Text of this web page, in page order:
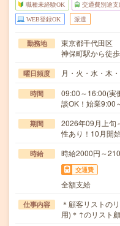
職種未経験OK 交通費別途支
WEB登録OK 派遣
勤務地
東京都千代田区
神保町駅から徒
曜日頻度 月・火・水・木
時間
09:00～16:00(実
談OK！始業9:00
期間
2026年09月上
性あり！10月開
時給 時給2000円～
交通費
全額支給
仕事内容
＊顧客リストの
用)＊↑のリスト